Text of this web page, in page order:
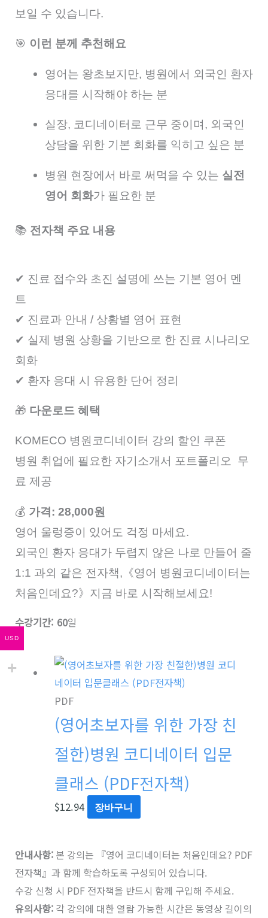
보일 수 있습니다.
🎯 이런 분께 추천해요
영어는 왕초보지만, 병원에서 외국인 환자
응대를 시작해야 하는 분
실장, 코디네이터로 근무 중이며, 외국인
상담을 위한 기본 회화를 익히고 싶은 분
병원 현장에서 바로 써먹을 수 있는 실전
영어 회화가 필요한 분
📚 전자책 주요 내용
✔ 진료 접수와 초진 설명에 쓰는 기본 영어 멘
트
✔ 진료과 안내 / 상황별 영어 표현
✔ 실제 병원 상황을 기반으로 한 진료 시나리오
회화
✔ 환자 응대 시 유용한 단어 정리
🎁 다운로드 혜택
KOMECO 병원코디네이터 강의 할인 쿠폰
병원 취업에 필요한 자기소개서 포트폴리오 무
료 제공
💰 가격: 28,000원
영어 울렁증이 있어도 걱정 마세요.
외국인 환자 응대가 두렵지 않은 나로 만들어 줄
1:1 과외 같은 전자책, 《영어 병원코디네이터는
처음인데요?》 지금 바로 시작해보세요!
수강기간: 60일
PDF
(영어초보자를 위한 가장 친
절한)병원 코디네이터 입문
클래스 (PDF전자책)
$12.94 장바구니
안내사항: 본 강의는 『영어 코디네이터는 처음인데요? PDF
전자책』과 함께 학습하도록 구성되어 있습니다.
수강 신청 시 PDF 전자책을 반드시 함께 구입해 주세요.
유의사항: 각 강의에 대한 열람 가능한 시간은 동영상 길이의
USD